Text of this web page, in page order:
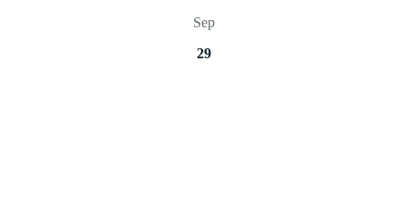
Sep
29